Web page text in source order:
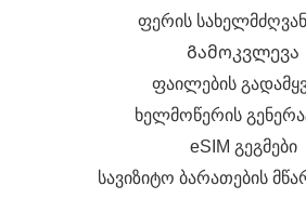
ფერის
Გამოკვლევა
ფაილების
ხელმოწერის
eSIM გეგმები
სავიზიტო ბარათების